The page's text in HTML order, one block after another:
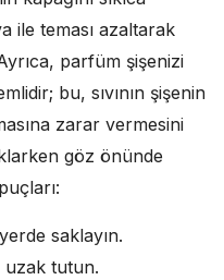
ile teması azaltarak
parfüm şişenizi
bu, sıvının şişenin
zarar vermesini
göz önünde
saklayın.
uzak tutun.